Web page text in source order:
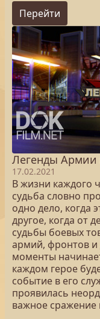
Перейти
Легенды Армии
17.02.2021
В жизни каждого
судьба словно
одно дело, когда
другое, когда от
судьбы боевых
армий, фронтов и
моменты
каждом герое
событие в его
проявилась
важное сражение